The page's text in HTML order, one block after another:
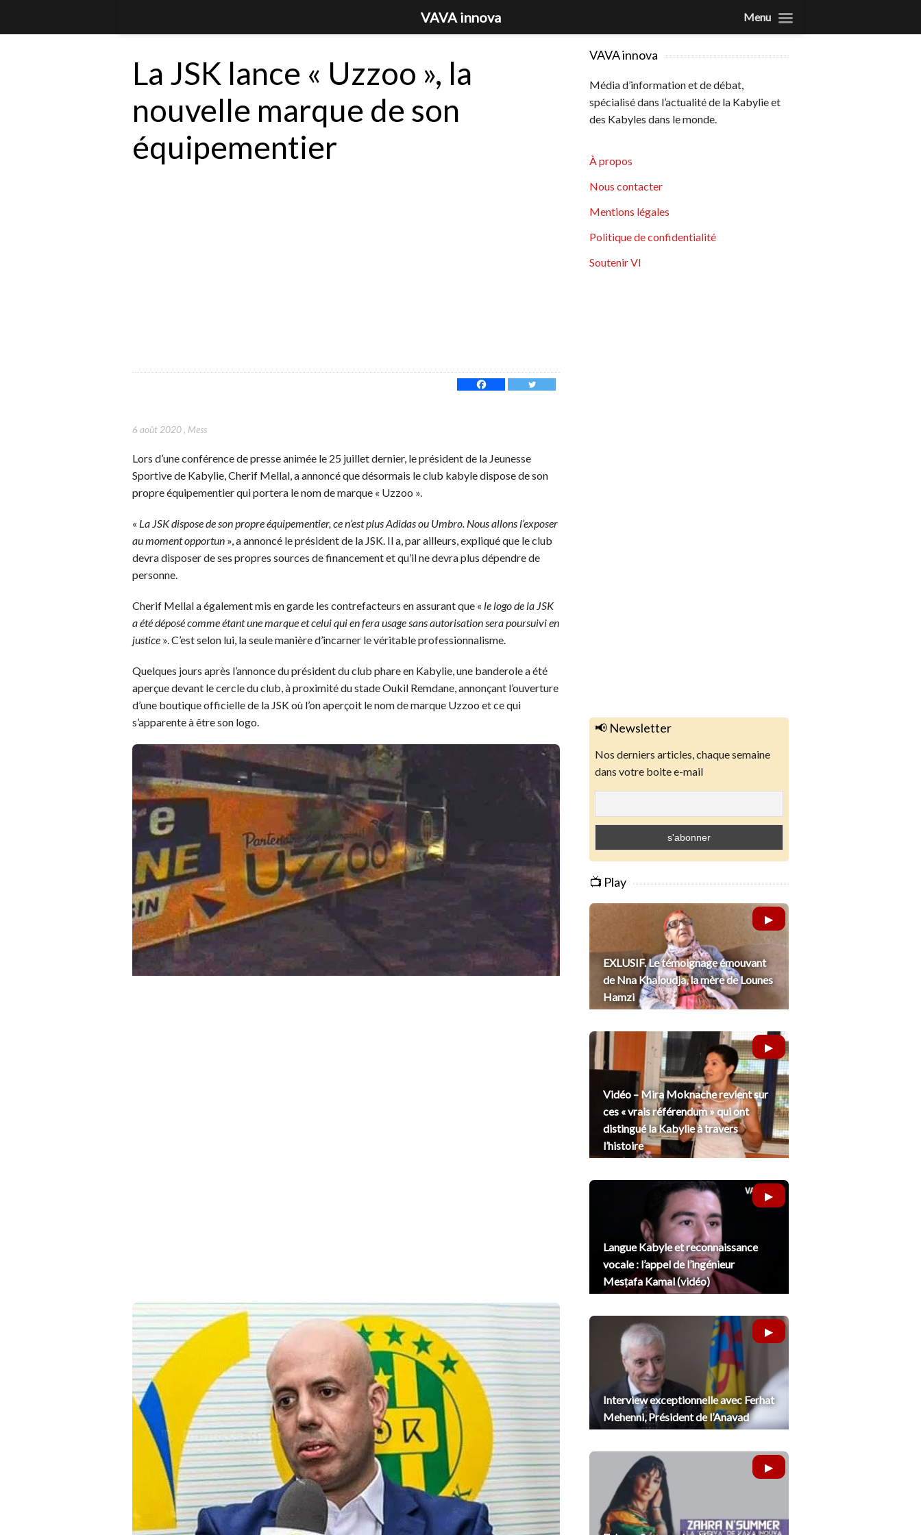
La JSK lance « Uzzoo », la
nouvelle marque de son
équipementier
6 août 2020, Mess
Lors d’une conférence de presse animée le 25 juillet dernier, le président de la Jeunesse
Sportive de Kabylie, Cherif Mellal, a annoncé que désormais le club kabyle dispose de son
propre équipementier qui portera le nom de marque « Uzzoo ».
« La JSK dispose de son propre équipementier, ce n’est plus Adidas ou Umbro. Nous allons l’exposer
au moment opportun », a annoncé le président de la JSK. Il a, par ailleurs, expliqué que le club
devra disposer de ses propres sources de financement et qu’il ne devra plus dépendre de
personne.
Cherif Mellal a également mis en garde les contrefacteurs en assurant que « le logo de la JSK
a été déposé comme étant une marque et celui qui en fera usage sans autorisation sera poursuivi en
justice ». C’est selon lui, la seule manière d’incarner le véritable professionnalisme.
Quelques jours après l’annonce du président du club phare en Kabylie, une banderole a été
aperçue devant le cercle du club, à proximité du stade Oukil Remdane, annonçant l’ouverture
d’une boutique officielle de la JSK où l’on aperçoit le nom de marque Uzzoo et ce qui
s’apparente à être son logo.
VAVA innova
Média d’information et de débat,
spécialisé dans l’actualité de la Kabylie et
des Kabyles dans le monde.
À propos
Nous contacter
Mentions légales
Politique de confidentialité
Soutenir VI
📢 Newsletter
Nos derniers articles, chaque semaine
dans votre boite e-mail
📺 Play
EXLUSIF. Le témoignage émouvant
de Nna Khaloudja, la mère de Lounes
Hamzi
Vidéo – Mira Moknache revient sur
ces « vrais référendum » qui ont
distingué la Kabylie à travers
l’histoire
Langue Kabyle et reconnaissance
vocale : l’appel de l’ingénieur
Mesṭafa Kamal (vidéo)
Interview exceptionnelle avec Ferhat
Mehenni, Président de l’Anavad
VAVA innova Menu